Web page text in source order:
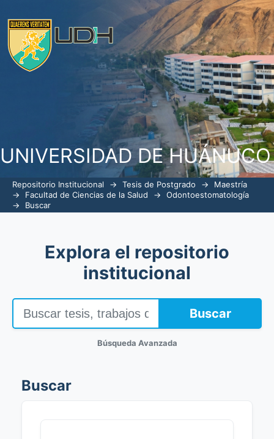
UNIVERSIDAD DE HUÁNUCO
Repositorio Institucional → Tesis de Postgrado →
Maestría
→
Facultad de Ciencias de la Salud →
Odontoestomatología
→
Buscar
Explora el repositorio
institucional
Buscar
Búsqueda Avanzada
Buscar